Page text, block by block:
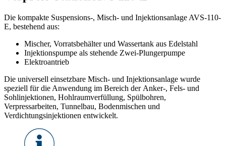
Die kompakte Suspensions-, Misch- und Injektionsanlage AVS-110-
E, bestehend aus:
Mischer, Vorratsbehälter und Wassertank aus Edelstahl
Injektionspumpe als stehende Zwei-Plungerpumpe
Elektroantrieb
Die universell einsetzbare Misch- und Injektionsanlage wurde
speziell für die Anwendung im Bereich der Anker-, Fels- und
Sohlinjektionen, Hohlraumverfüllung, Spülbohren,
Verpressarbeiten, Tunnelbau, Bodenmischen und
Verdichtungsinjektionen entwickelt.